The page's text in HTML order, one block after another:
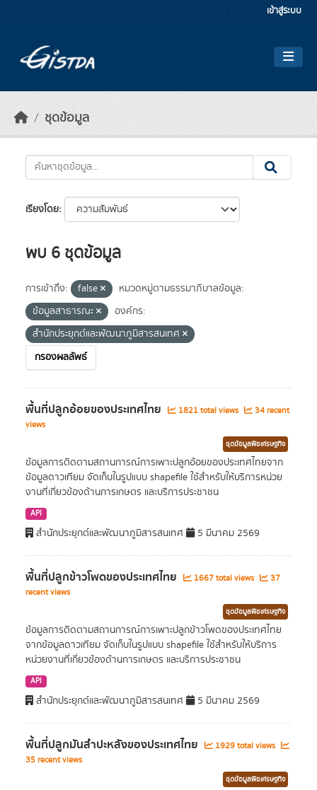
เข้าสู่ระบบ
ชุดข้อมูล
เรียงโดย
พบ 6 ชุดข้อมูล
การเข้าถึง: false
หมวดหมู่ตามธรรมาภิบาลข้อมูล:
ข้อมูลสาธารณะ
องค์กร:
สำนักประยุกต์และพัฒนาภูมิสารสนเทศ
กรองผลลัพธ์
พื้นที่ปลูกอ้อยของประเทศไทย 1821 total views
34 recent
views
ชุดข้อมูลพืชเศรษฐกิจ
ข้อมูลการติดตามสถานการณ์การเพาะปลูกอ้อยของประเทศไทยจาก
ข้อมูลดาวเทียม จัดเก็บในรูปแบบ shapefile ใช้สำหรับให้บริการหน่วย
งานที่เกี่ยวข้องด้านการเกษตร และบริการประชาชน
API
สำนักประยุกต์และพัฒนาภูมิสารสนเทศ 5 มีนาคม 2569
พื้นที่ปลูกข้าวโพดของประเทศไทย 1667 total views
37
recent views
ชุดข้อมูลพืชเศรษฐกิจ
ข้อมูลการติดตามสถานการณ์การเพาะปลูกข้าวโพดของประเทศไทย
จากข้อมูลดาวเทียม จัดเก็บในรูปแบบ shapefile ใช้สำหรับให้บริการ
หน่วยงานที่เกี่ยวข้องด้านการเกษตร และบริการประชาชน
API
สำนักประยุกต์และพัฒนาภูมิสารสนเทศ 5 มีนาคม 2569
พื้นที่ปลูกมันสำปะหลังของประเทศไทย
1929 total views
35 recent views
ชุดข้อมูลพืชเศรษฐกิจ